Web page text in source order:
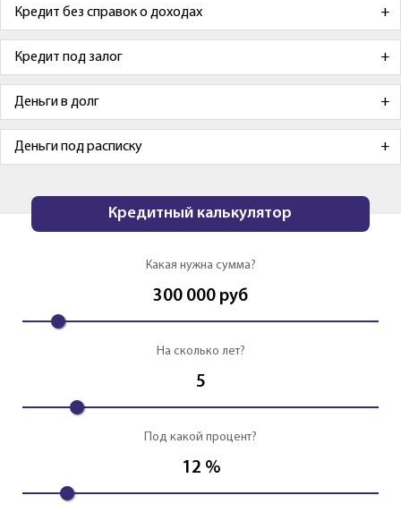
Кредит без справок о доходах
Кредит под залог
Деньги в долг
Деньги под расписку
Кредитный калькулятор
Какая нужна сумма?
300 000 руб
На сколько лет?
5
Под какой процент?
12 %